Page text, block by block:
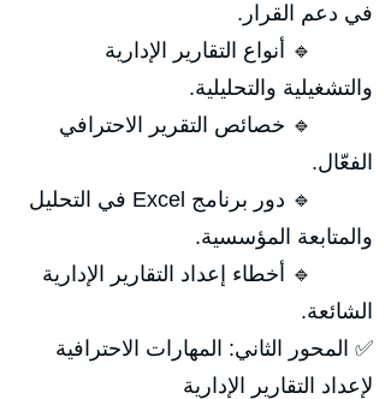
في دعم القرار.
🔹 أنواع التقارير الإدارية
والتشغيلية والتحليلية.
🔹 خصائص التقرير الاحترافي
الفعّال.
🔹 دور برنامج Excel في التحليل
والمتابعة المؤسسية.
🔹 أخطاء إعداد التقارير الإدارية
الشائعة.
✅ المحور الثاني: المهارات الاحترافية
لإعداد التقارير الإدارية